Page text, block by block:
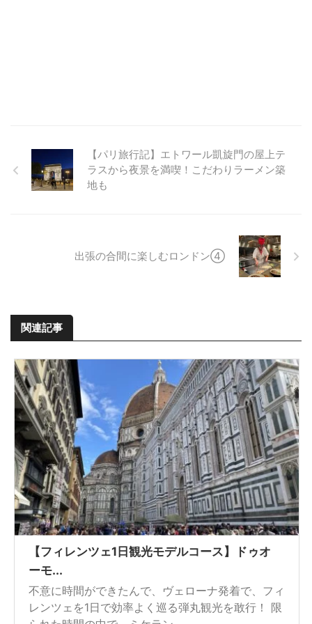
【パリ旅行記】エトワール凱旋門の屋上テ
ラスから夜景を満喫！こだわりラーメン築
地も
出張の合間に楽しむロンドン④
関連記事
【フィレンツェ1日観光モデルコース】ドゥオ
ーモ...
不意に時間ができたんで、ヴェローナ発着で、フィ
レンツェを1日で効率よく巡る弾丸観光を敢行！ 限